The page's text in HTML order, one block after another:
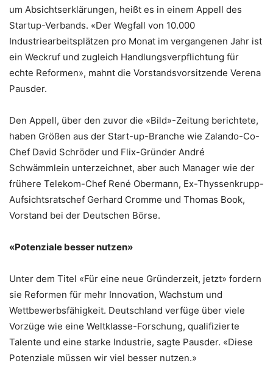
um Absichtserklärungen, heißt es in einem Appell des
Startup-Verbands. «Der Wegfall von 10.000
Industriearbeitsplätzen pro Monat im vergangenen Jahr ist
ein Weckruf und zugleich Handlungsverpflichtung für
echte Reformen», mahnt die Vorstandsvorsitzende Verena
Pausder.
Den Appell, über den zuvor die «Bild»-Zeitung berichtete,
haben Größen aus der Start-up-Branche wie Zalando-Co-
Chef David Schröder und Flix-Gründer André
Schwämmlein unterzeichnet, aber auch Manager wie der
frühere Telekom-Chef René Obermann, Ex-Thyssenkrupp-
Aufsichtsratschef Gerhard Cromme und Thomas Book,
Vorstand bei der Deutschen Börse.
«Potenziale besser nutzen»
Unter dem Titel «Für eine neue Gründerzeit, jetzt» fordern
sie Reformen für mehr Innovation, Wachstum und
Wettbewerbsfähigkeit. Deutschland verfüge über viele
Vorzüge wie eine Weltklasse-Forschung, qualifizierte
Talente und eine starke Industrie, sagte Pausder. «Diese
Potenziale müssen wir viel besser nutzen.»